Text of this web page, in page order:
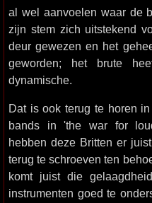
al wel aanvoelen waar de
zijn stem zich uitstekend
deur gewezen en het
geworden; het brute
dynamische.
Dat is ook terug te horen
bands in 'the war for
hebben deze Britten er
terug te schroeven ten
komt juist die
instrumenten goed te